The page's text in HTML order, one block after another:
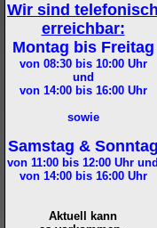
Wir sind telefonisch
erreichbar:
Montag bis Freitag
von 08:30 bis 10:00Uhr
und
von 14:00 bis 16:00Uhr
sowie
Samstag & Sonntag
von 11:00 bis 12:00 Uhr und
von 14:00 bis 16:00Uhr
Aktuell kann